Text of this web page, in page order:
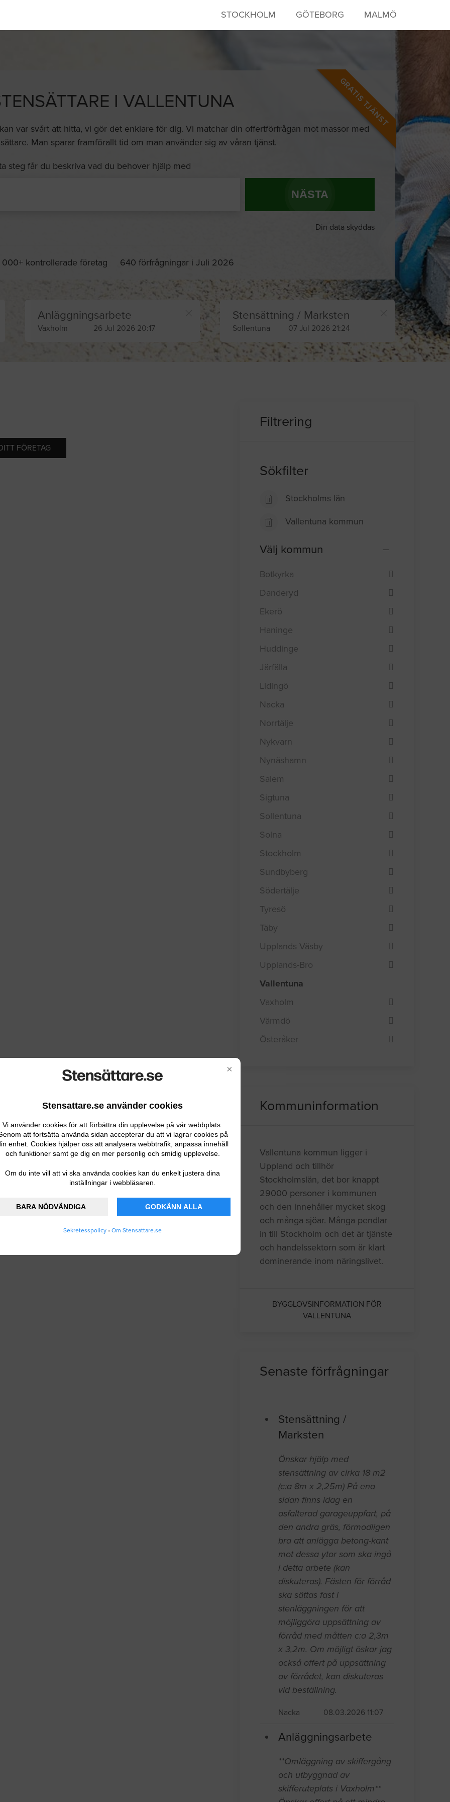
×
Stensattare.se använder cookies
Vi använder cookies för att förbättra din upplevelse på vår webbplats.
att fortsätta använda sidan accepterar du att vi lagrar cookies på
enhet. Cookies hjälper oss att analysera webbtrafik, anpassa innehåll
och funktioner samt ge dig en mer personlig och smidig upplevelse.
Om du inte vill att vi ska använda cookies kan du enkelt justera dina
inställningar i webbläsaren.
BARA NÖDVÄNDIGA GODKÄNN ALLA
Sekretesspolicy • Om Stensattare.se
STOCKHOLM GÖTEBORG MALMÖ
GRATIS TJÄNST
I VALLENTUNA
var svårt att hitta, vi gör det enklare för dig. Vi matchar din offertförfrågan mot massor med
Man sparar framförallt tid om man använder sig av våran tjänst.
steg får du beskriva vad du behover hjälp med
NÄSTA
Din data skyddas
000+ kontrollerade företag 640 förfrågningar i Juli 2026
Anläggningsarbete
Vaxholm 26 Jul 2026 20:17
Stensättning / Marksten
Sollentuna 07 Jul 2026 21:24
FÖRETAG
Filtrering
Sökfilter
Stockholms län
Vallentuna kommun
Välj kommun
Botkyrka
Danderyd
Ekerö
Haninge
Huddinge
Järfälla
Lidingö
Nacka
Norrtälje
Nykvarn
Nynäshamn
Salem
Sigtuna
Sollentuna
Solna
Stockholm
Sundbyberg
Södertälje
Tyresö
Täby
Upplands Väsby
Upplands-Bro
Vallentuna
Vaxholm
Värmdö
Österåker
Kommuninformation
Vallentuna kommun ligger i
Uppland och tillhör
Stockholmslän, det bor knappt
29000 personer i kommunen
och den innehåller mycket skog
och många sjöar. Många pendlar
in till Stockholm och det är tjänste
och handelssektorn som är klart
dominerande inom näringslivet.
BYGGLOVSINFORMATION FÖR
VALLENTUNA
Senaste förfrågningar
Stensättning /
Marksten
Önskar hjälp med
stensättning av cirka 18 m2
(c:a 8m x 2,25m) På ena
sidan finns idag en
asfalterad garageuppfart, på
den andra gräs, förmodligen
bra att anlägga betong-kant
mot dessa ytor som ska ingå
i detta arbete (kan
diskuteras). Fästen för förråd
ska sättas fast i
stenläggningen för att
möjliggöra uppsättning av
förråd med måtten c:a 2,3m
x 3,2m. Om möjligt öskar jag
också offert på uppsättning
av förrådet, kan diskuteras
vid beställning.
Nacka 08.03.2026 11:07
Anläggningsarbete
**Omläggning av skiffergång
och utbyggnad av
skifferuteplats i Vaxholm**